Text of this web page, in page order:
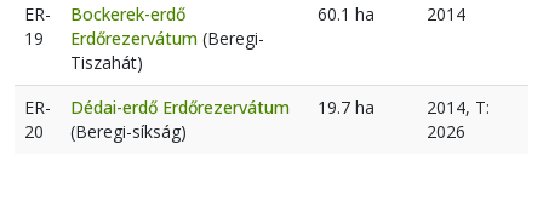
ER-
19
Bockerek-erdő
Erdőrezervátum (Beregi-
Tiszahát)
60.1 ha 2014
ER-
20
Dédai-erdő Erdőrezervátum
(Beregi-síkság)
19.7 ha
2014, T:
2026